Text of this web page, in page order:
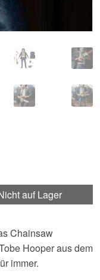
auf Lager
Chainsaw
Hooper aus dem
immer.